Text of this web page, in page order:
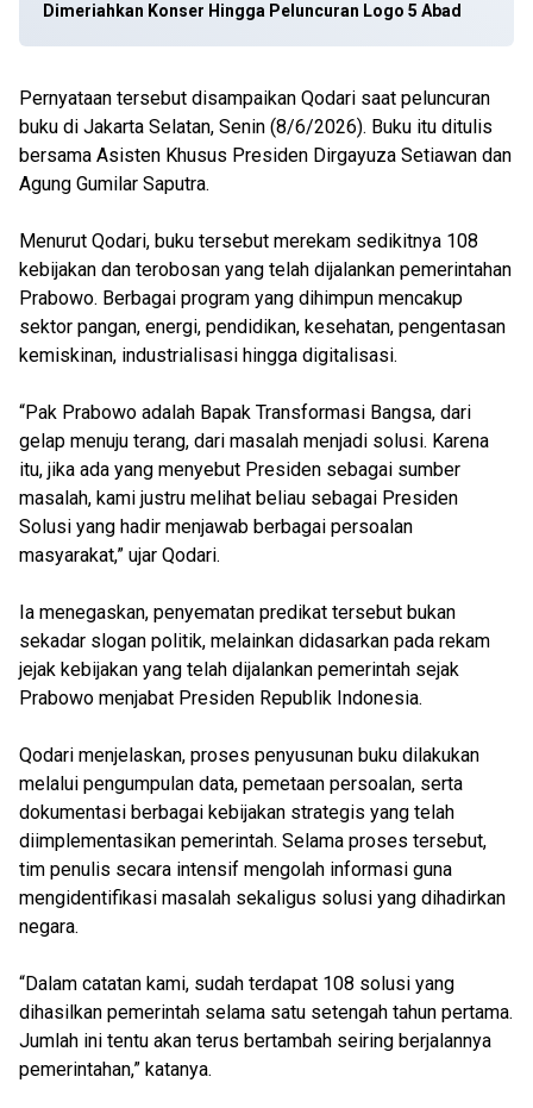
Dimeriahkan Konser Hingga Peluncuran Logo 5 Abad
Pernyataan tersebut disampaikan Qodari saat peluncuran
buku di Jakarta Selatan, Senin (8/6/2026). Buku itu ditulis
bersama Asisten Khusus Presiden Dirgayuza Setiawan dan
Agung Gumilar Saputra.
Menurut Qodari, buku tersebut merekam sedikitnya 108
kebijakan dan terobosan yang telah dijalankan pemerintahan
Prabowo. Berbagai program yang dihimpun mencakup
sektor pangan, energi, pendidikan, kesehatan, pengentasan
kemiskinan, industrialisasi hingga digitalisasi.
“Pak Prabowo adalah Bapak Transformasi Bangsa, dari
gelap menuju terang, dari masalah menjadi solusi. Karena
itu, jika ada yang menyebut Presiden sebagai sumber
masalah, kami justru melihat beliau sebagai Presiden
Solusi yang hadir menjawab berbagai persoalan
masyarakat,” ujar Qodari.
Ia menegaskan, penyematan predikat tersebut bukan
sekadar slogan politik, melainkan didasarkan pada rekam
jejak kebijakan yang telah dijalankan pemerintah sejak
Prabowo menjabat Presiden Republik Indonesia.
Qodari menjelaskan, proses penyusunan buku dilakukan
melalui pengumpulan data, pemetaan persoalan, serta
dokumentasi berbagai kebijakan strategis yang telah
diimplementasikan pemerintah. Selama proses tersebut,
tim penulis secara intensif mengolah informasi guna
mengidentifikasi masalah sekaligus solusi yang dihadirkan
negara.
“Dalam catatan kami, sudah terdapat 108 solusi yang
dihasilkan pemerintah selama satu setengah tahun pertama.
Jumlah ini tentu akan terus bertambah seiring berjalannya
pemerintahan,” katanya.